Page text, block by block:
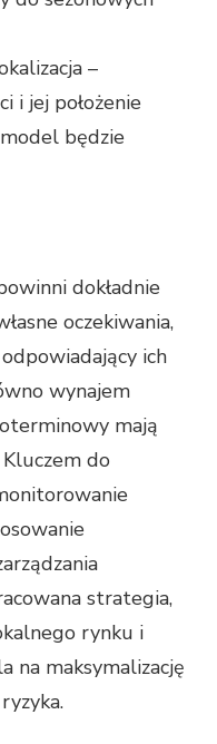
–
i jej położenie
będzie
dokładnie
oczekiwania,
ich
wynajem
mają
do
strategia,
rynku i
na maksymalizację